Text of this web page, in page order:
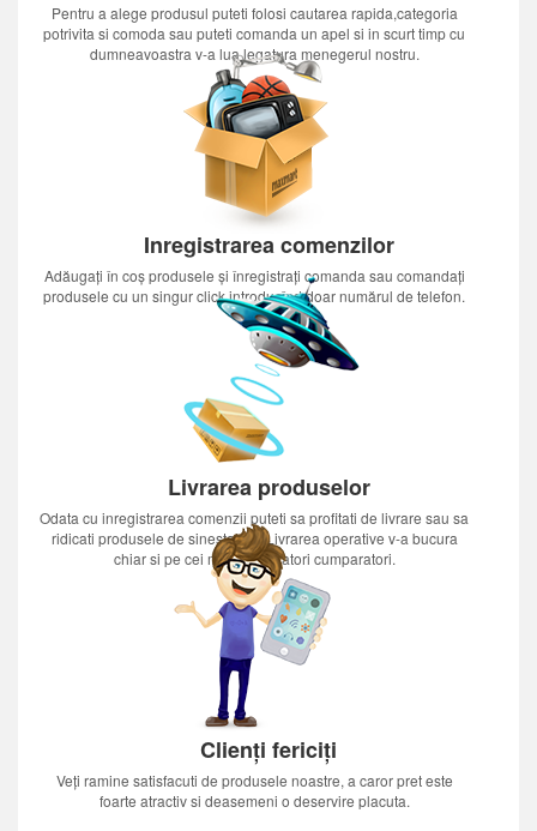
Pentru a alege produsul puteti folosi cautarea rapida,categoria
potrivita si comoda sau puteti comanda un apel si in scurt timp cu
dumneavoastra v-a lua legatura menegerul nostru.
Inregistrarea comenzilor
Adăugați în coș produsele și înregistrați comanda sau comandați
produsele cu un singur click introducînd doar numărul de telefon.
Livrarea produselor
Odata cu inregistrarea comenzii puteti sa profitati de livrare sau sa
ridicati produsele de sinestatator.Livrarea operative v-a bucura
chiar si pe cei mai nerabdatori cumparatori.
Clienți fericiți
Veți ramine satisfacuti de produsele noastre, a caror pret este
foarte atractiv si deasemeni o deservire placuta.